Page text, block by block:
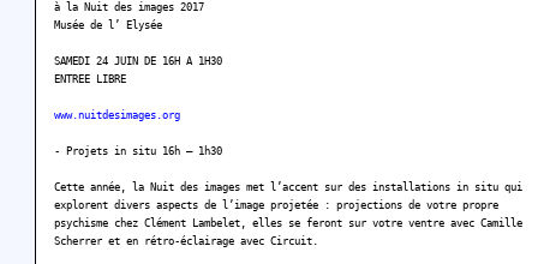
à la Nuit des images 2017
Musée de l’ Elysée
SAMEDI 24 JUIN DE 16H A 1H30
ENTREE LIBRE
www.nuitdesimages.org
- Projets in situ 16h – 1h30
Cette année, la Nuit des images met l’accent sur des installations in situ qui
explorent divers aspects de l’image projetée : projections de votre propre
psychisme chez Clément Lambelet, elles se feront sur votre ventre avec Camille
Scherrer et en rétro-éclairage avec Circuit.